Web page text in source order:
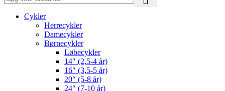
Cykler
Herrecykler
Damecykler
Børnecykler
Løbecykler
14″ (2,5-4 år)
16″ (3,5-5 år)
20″ (5-8 år)
24″ (7-10 år)